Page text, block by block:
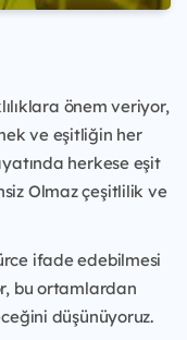
önem veriyor,
ve eşitliğin her
herkese eşit
Olmaz çeşitlilik ve
ifade edebilmesi
bu ortamlardan
düşünüyoruz.